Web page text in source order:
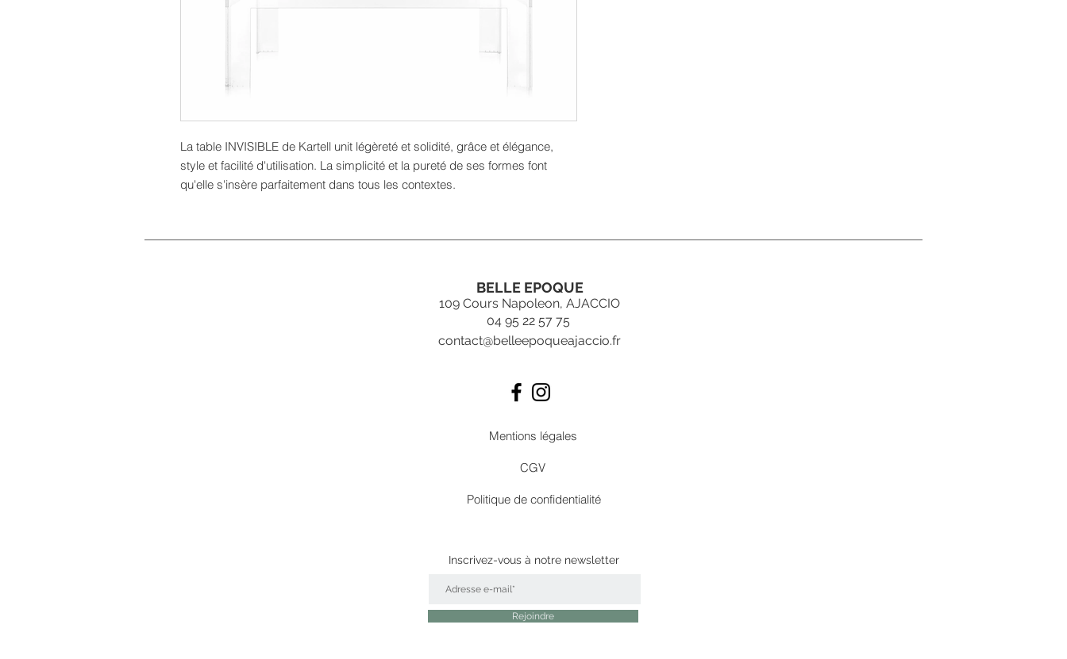
La table INVISIBLE de Kartell unit légèreté et solidité, grâce et élégance,
style et facilité d'utilisation. La simplicité et la pureté de ses formes font
qu'elle s'insère parfaitement dans tous les contextes.
BELLE EPOQUE
109 Cours Napoleon, AJACCIO
04 95 22 57 75
contact@belleepoqueajaccio.fr
Mentions légales
CGV
Politique de confidentialité
Inscrivez-vous à notre newsletter
Rejoindre